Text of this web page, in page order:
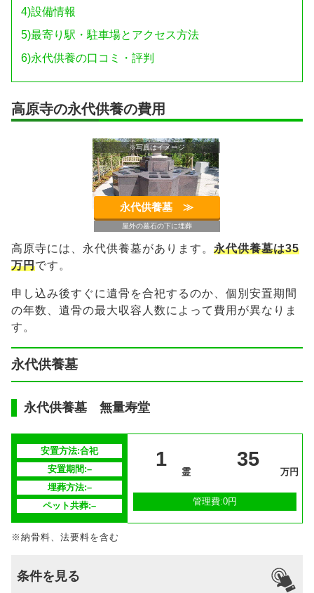
4)設備情報
5)最寄り駅・駐車場とアクセス方法
6)永代供養の口コミ・評判
高原寺の永代供養の費用
屋外の墓石の下に埋葬
※写真はイメージ
永代供養墓 ≫︎
高原寺には、永代供養墓があります。 永代供養墓は35
万円です。
申し込み後すぐに遺骨を合祀するのか、個別安置期間
の年数、遺骨の最大収容人数によって費用が異なりま
す。
永代供養墓
永代供養墓 無量寿堂
安置方法:合祀
安置期間:–
埋葬方法:–
ペット共葬:–
1
霊
35
万円
管理費:0円
※納骨料、法要料を含む
条件を見る